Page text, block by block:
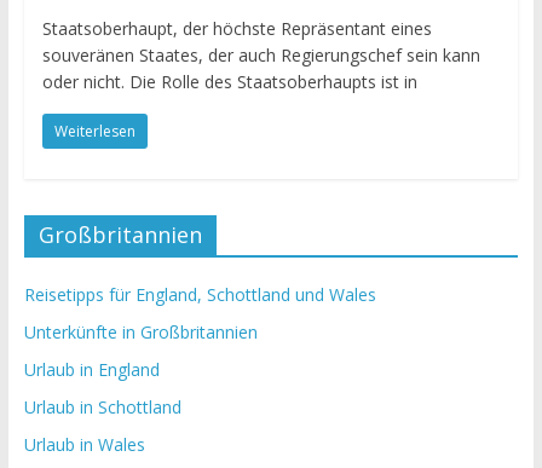
Staatsoberhaupt, der höchste Repräsentant eines
souveränen Staates, der auch Regierungschef sein kann
oder nicht. Die Rolle des Staatsoberhaupts ist in
Weiterlesen
Großbritannien
Reisetipps für England, Schottland und Wales
Unterkünfte in Großbritannien
Urlaub in England
Urlaub in Schottland
Urlaub in Wales